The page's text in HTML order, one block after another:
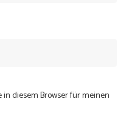
in diesem Browser für meinen